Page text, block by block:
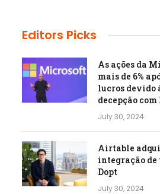
Editors Picks
As ações da
mais de 6%
lucros devido
decepção com
July 30, 2024
Airtable
integração de
Dopt
July 30, 2024